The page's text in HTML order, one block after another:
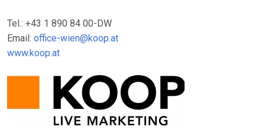
Tel.: +43 1 890 84 00-DW
Email: office-wien@koop.at
www.koop.at